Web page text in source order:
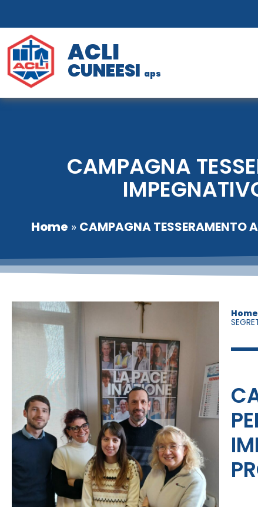
ACLI
CUNEESI aps
CAMPAGNA
Home » CAMPAGNA TESSERAMENTO
Home